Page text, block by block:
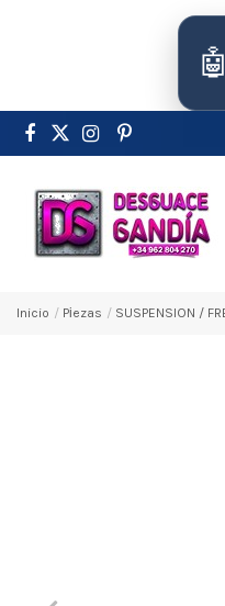
🤖
Inicio Pіezas SUSPENSION /